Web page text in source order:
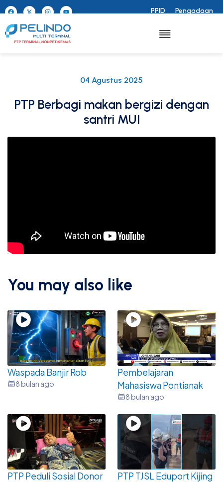
PPID Pengadaan
04 Agustus 2025
PTP Berbagi makan bergizi dengan
santri MUI
You may also like
Waspada Banjir Rob
8 bulan ago
Pembelajaran
Mahasiswa Pontianak
8 bulan ago
PTP Peduli Sosial Donor
PTP TJSL Eduport Kijing